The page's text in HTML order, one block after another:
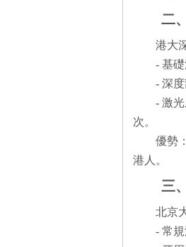
二
港大
- 基
- 深
- 激
次。
優勢
港人。
三
北京
- 常